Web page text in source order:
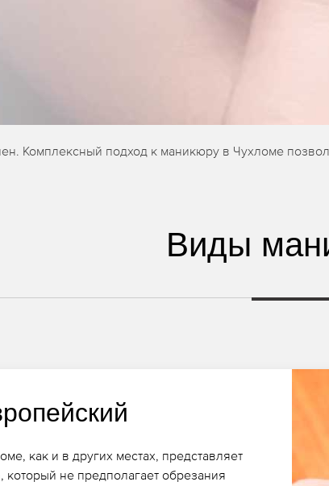
Комплексный подход к маникюру в Чухломе
Виды
как и в других местах, представляет
который не предполагает обрезания